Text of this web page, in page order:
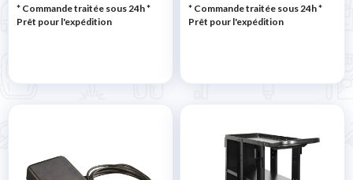
* Commande traitée sous 24h*
Prêt pour l'expédition
* Commande traitée sous 24h*
Prêt pour l'expédition